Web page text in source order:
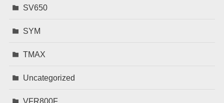
SV650
SYM
TMAX
Uncategorized